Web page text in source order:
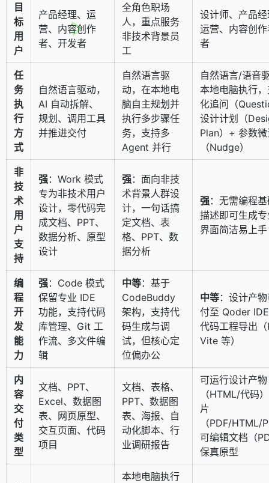
目
标
用
户
产品经理、运
营、内容创作
者、开发者
全角色职场
人，重点服务
非技术背景员
工
设计师、产品
运营、内容创
者
任
务
执
行
方
式
自然语言驱动，
AI 自动拆解、
规划、调用工具
并推进交付
自然语言驱
动，在本地电
脑自主规划并
执行多步骤任
务，支持多
Agent 并行
自然语言/语音
本地电脑执行
化追问（
设计计划（
Plan）+ 参数
（Nudge）
非
技
术
用
户
支
持
强：Work 模式
专为非技术用户
设计，零代码完
成文档、PPT、
数据分析、原型
设计
强：面向非技
术背景人群设
计，一句话搞
定文档、表
格、PPT、数
据分析
强：无需编程
描述即可生成
界面简洁易上手
编
程
开
发
能
力
强：Code 模式
保留专业 IDE
功能，支持代码
库管理、Git 工
作流、多文件编
辑
中等：基于
CodeBuddy
架构，支持代
码生成与调
试，但核心定
位偏办公
中等：设计产
付至 Qoder
代码工程导出
Vite 等）
内
容
交
付
类
型
文档、PPT、
Excel、数据图
表、网页原型、
交互页面、代码
项目
文档、表格、
PPT、数据图
表、海报、自
动化脚本、行
业调研报告
可运行设计产物
（HTML/代码
片
（PDF/HTML/
可编辑文档（
保真原型
本地电脑执行